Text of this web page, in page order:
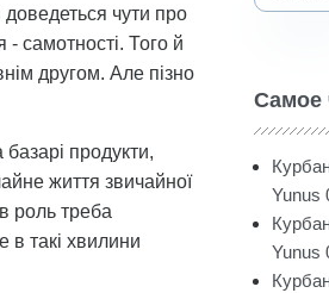
чути про
самотності. Того й
другом. Але пізно
продукти,
життя звичайної
роль треба
в такі хвилини
Самое
Yunus
Yunus